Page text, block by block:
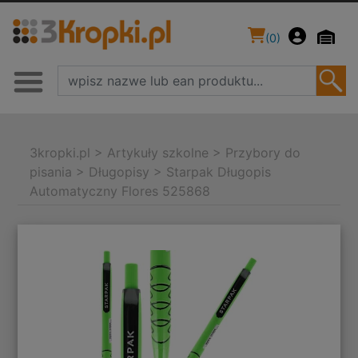
(0)
3kropki.pl > Artykuły szkolne > Przybory do
pisania > Długopisy > Starpak Długopis
Automatyczny Flores 525868